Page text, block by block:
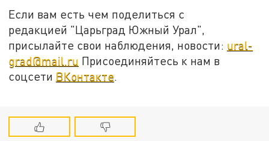
Если вам есть чем поделиться с
редакцией "Царьград Южный Урал",
присылайте свои наблюдения, новости: ural-
grad@mail.ru Присоединяйтесь к нам в
соцсети ВКонтакте.